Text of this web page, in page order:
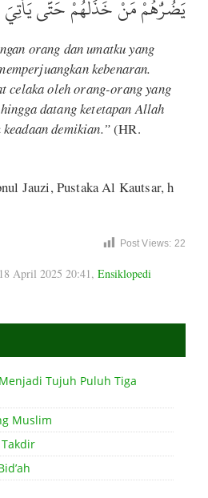
يَضُرُّهُمْ مَنْ خَذَلَهُمْ حَتَّى يَأْتِيَ
orang dan umatku yang
kebenaran.
celaka oleh orang-orang yang
datang ketetapan Allah
demikian.”(HR.
Jauzi, Pustaka Al Kautsar, h
Post Views: 22
April 2025 20:41 , Ensiklopedi
Tujuh Puluh Tiga
Muslim